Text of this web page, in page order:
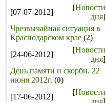
[07-07-2012]
[Новости
дня]
Чрезвычайная ситуация в
Краснодарском крае (2)
[24-06-2012]
[Новости
дня]
День памяти и скорби. 22
июня 2012г. (0)
[17-06-2012]
[Новости
дня]